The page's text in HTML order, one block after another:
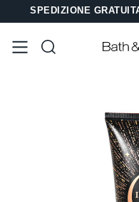
SPEDIZIONE